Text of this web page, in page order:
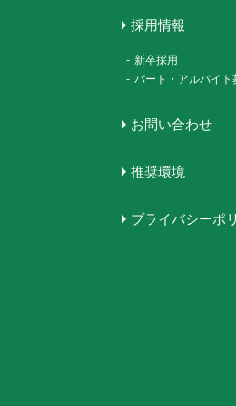
採用情報
- 新卒採用
- パート・アルバイト
お問い合わせ
推奨環境
プライバシーポ